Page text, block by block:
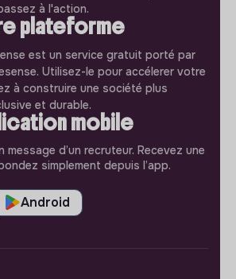
à l'action.
plateforme
est un service gratuit porté par
Utilisez-le pour accélerer votre
à construire une société plus
et durable.
mobile
message d’un recruteur. Recevez une
simplement depuis l’app.
Android